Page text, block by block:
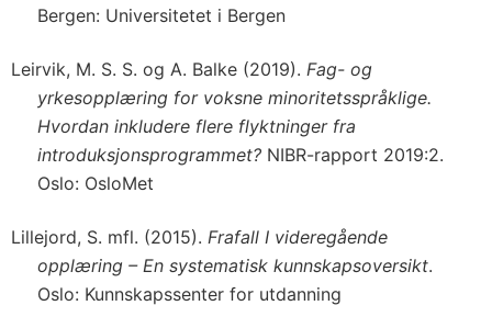
Bergen: Universitetet i Bergen
Leirvik, M. S. S. og A. Balke (2019). Fag- og
yrkesopplæring for voksne minoritetsspråklige.
Hvordan inkludere flere flyktninger fra
introduksjonsprogrammet? NIBR-rapport 2019:2.
Oslo: OsloMet
Lillejord, S. mfl. (2015). Frafall I videregående
opplæring – En systematisk kunnskapsoversikt.
Oslo: Kunnskapssenter for utdanning